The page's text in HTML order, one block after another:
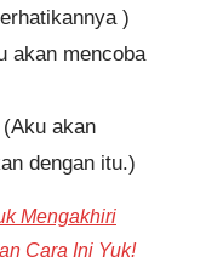
)
akan mencoba
akan
dengan itu.)
Mengakhiri
Cara Ini Yuk!